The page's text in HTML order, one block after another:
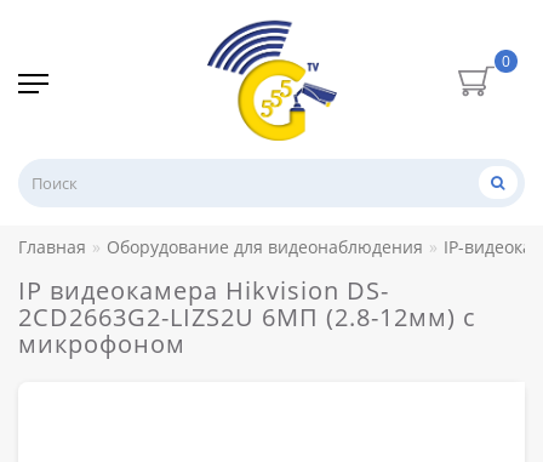
0
Главная Оборудование для видеонаблюдения IP-
IP видеокамера Hikvision DS-
2CD2663G2-LIZS2U 6МП (2.8-12мм) с
микрофоном